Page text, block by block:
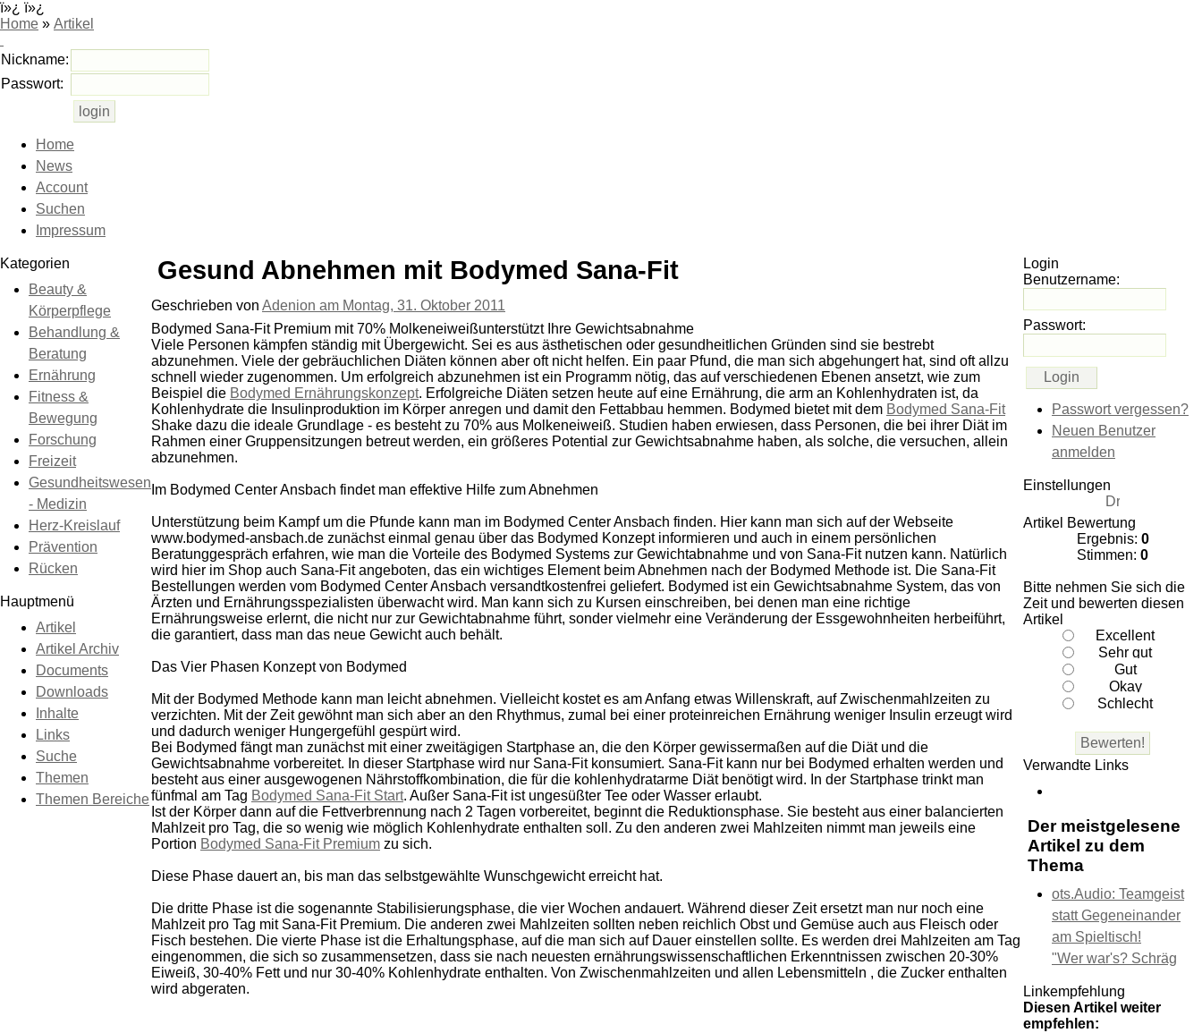
ï»¿ ï»¿
Home » Artikel
Nickname:
Passwort:
Home
News
Account
Suchen
Impressum
Kategorien
Beauty &
Körperpflege
Behandlung &
Beratung
Ernährung
Fitness &
Bewegung
Forschung
Freizeit
Gesundheitswesen
- Medizin
Herz-Kreislauf
Prävention
Rücken
Hauptmenü
Artikel
Artikel Archiv
Documents
Downloads
Inhalte
Links
Suche
Themen
Themen Bereiche
Gesund Abnehmen mit Bodymed Sana-Fit
Geschrieben von Adenion am Montag, 31. Oktober 2011
Bodymed Sana-Fit Premium mit 70% Molkeneiweißunterstützt Ihre Gewichtsabnahme
Viele Personen kämpfen ständig mit Übergewicht. Sei es aus ästhetischen oder gesundheitlichen Gründen sind sie bestrebt
abzunehmen. Viele der gebräuchlichen Diäten können aber oft nicht helfen. Ein paar Pfund, die man sich abgehungert hat, sind oft allzu
schnell wieder zugenommen. Um erfolgreich abzunehmen ist ein Programm nötig, das auf verschiedenen Ebenen ansetzt, wie zum
Beispiel die Bodymed Ernährungskonzept. Erfolgreiche Diäten setzen heute auf eine Ernährung, die arm an Kohlenhydraten ist, da
Kohlenhydrate die Insulinproduktion im Körper anregen und damit den Fettabbau hemmen. Bodymed bietet mit dem Bodymed Sana-Fit
Shake dazu die ideale Grundlage - es besteht zu 70% aus Molkeneiweiß. Studien haben erwiesen, dass Personen, die bei ihrer Diät im
Rahmen einer Gruppensitzungen betreut werden, ein größeres Potential zur Gewichtsabnahme haben, als solche, die versuchen, allein
abzunehmen.
Im Bodymed Center Ansbach findet man effektive Hilfe zum Abnehmen
Unterstützung beim Kampf um die Pfunde kann man im Bodymed Center Ansbach finden. Hier kann man sich auf der Webseite
www.bodymed-ansbach.de zunächst einmal genau über das Bodymed Konzept informieren und auch in einem persönlichen
Beratunggespräch erfahren, wie man die Vorteile des Bodymed Systems zur Gewichtabnahme und von Sana-Fit nutzen kann. Natürlich
wird hier im Shop auch Sana-Fit angeboten, das ein wichtiges Element beim Abnehmen nach der Bodymed Methode ist. Die Sana-Fit
Bestellungen werden vom Bodymed Center Ansbach versandtkostenfrei geliefert. Bodymed ist ein Gewichtsabnahme System, das von
Ärzten und Ernährungsspezialisten überwacht wird. Man kann sich zu Kursen einschreiben, bei denen man eine richtige
Ernährungsweise erlernt, die nicht nur zur Gewichtabnahme führt, sonder vielmehr eine Veränderung der Essgewohnheiten herbeiführt,
die garantiert, dass man das neue Gewicht auch behält.
Das Vier Phasen Konzept von Bodymed
Mit der Bodymed Methode kann man leicht abnehmen. Vielleicht kostet es am Anfang etwas Willenskraft, auf Zwischenmahlzeiten zu
verzichten. Mit der Zeit gewöhnt man sich aber an den Rhythmus, zumal bei einer proteinreichen Ernährung weniger Insulin erzeugt wird
und dadurch weniger Hungergefühl gespürt wird.
Bei Bodymed fängt man zunächst mit einer zweitägigen Startphase an, die den Körper gewissermaßen auf die Diät und die
Gewichtsabnahme vorbereitet. In dieser Startphase wird nur Sana-Fit konsumiert. Sana-Fit kann nur bei Bodymed erhalten werden und
besteht aus einer ausgewogenen Nährstoffkombination, die für die kohlenhydratarme Diät benötigt wird. In der Startphase trinkt man
fünfmal am Tag Bodymed Sana-Fit Start. Außer Sana-Fit ist ungesüßter Tee oder Wasser erlaubt.
Ist der Körper dann auf die Fettverbrennung nach 2 Tagen vorbereitet, beginnt die Reduktionsphase. Sie besteht aus einer balancierten
Mahlzeit pro Tag, die so wenig wie möglich Kohlenhydrate enthalten soll. Zu den anderen zwei Mahlzeiten nimmt man jeweils eine
Portion Bodymed Sana-Fit Premium zu sich.
Diese Phase dauert an, bis man das selbstgewählte Wunschgewicht erreicht hat.
Die dritte Phase ist die sogenannte Stabilisierungsphase, die vier Wochen andauert. Während dieser Zeit ersetzt man nur noch eine
Mahlzeit pro Tag mit Sana-Fit Premium. Die anderen zwei Mahlzeiten sollten neben reichlich Obst und Gemüse auch aus Fleisch oder
Fisch bestehen. Die vierte Phase ist die Erhaltungsphase, auf die man sich auf Dauer einstellen sollte. Es werden drei Mahlzeiten am Tag
eingenommen, die sich so zusammensetzen, dass sie nach neuesten ernährungswissenschaftlichen Erkenntnissen zwischen 20-30%
Eiweiß, 30-40% Fett und nur 30-40% Kohlenhydrate enthalten. Von Zwischenmahlzeiten und allen Lebensmitteln , die Zucker enthalten
wird abgeraten.
Login
Benutzername:
Passwort:
Passwort vergessen?
Neuen Benutzer
anmelden
Einstellungen
Artikel Bewertung
Ergebnis: 0
Stimmen: 0
Bitte nehmen Sie sich die
Zeit und bewerten diesen
Artikel
Verwandte Links
Der meistgelesene
Artikel zu dem
Thema
ots.Audio: Teamgeist
statt Gegeneinander
am Spieltisch!
"Wer war's? Schräg
Linkempfehlung
Diesen Artikel weiter
empfehlen: